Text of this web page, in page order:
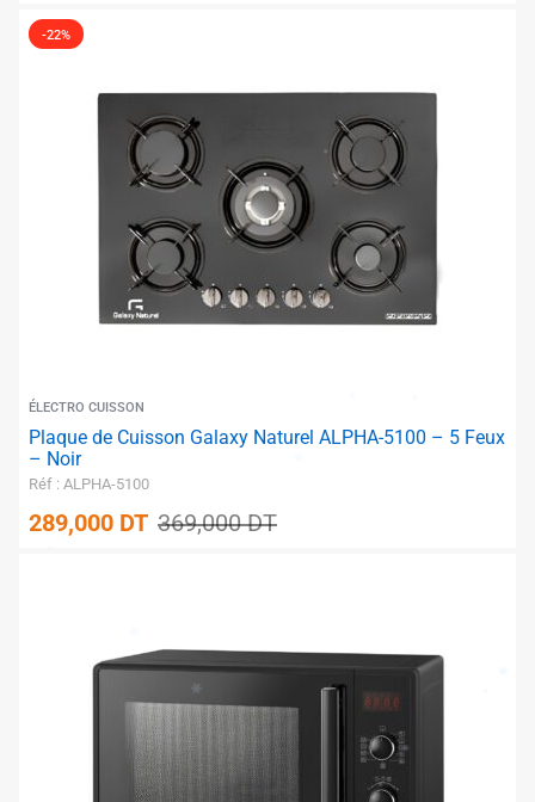
-22%
ÉLECTRO CUISSON
Plaque de Cuisson Galaxy Naturel ALPHA-5100 – 5 Feux
– Noir
Réf : ALPHA-5100
289,000 DT 369,000DT